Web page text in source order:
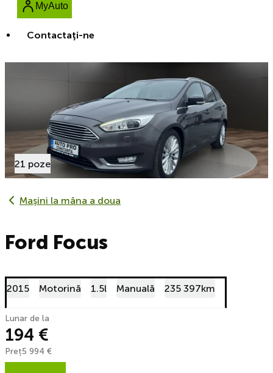
Contactaţi-ne
MyAuto
21 poze
Mașini la mâna a doua
Ford Focus
2015 Motorină 1.5l Manuală 235 397km
Lunar de la
194 €
Preț5 994 €